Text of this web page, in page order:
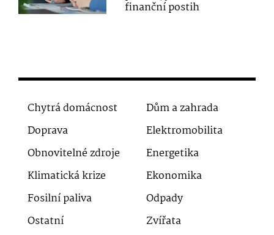
finanční postih
Chytrá domácnost
Dům a zahrada
Doprava
Elektromobilita
Obnovitelné zdroje
Energetika
Klimatická krize
Ekonomika
Fosilní paliva
Odpady
Ostatní
Zvířata